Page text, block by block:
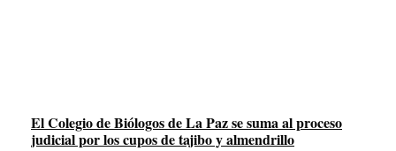
El Colegio de Biólogos de La Paz se suma al proceso
judicial por los cupos de tajibo y almendrillo